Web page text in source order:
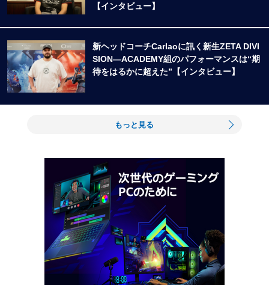
【インタビュー】
新ヘッドコーチCarlaoに訊く新生ZETA DIVI
SION―ACADEMY組のパフォーマンスは“期
待をはるかに超えた”【インタビュー】
もっと見る